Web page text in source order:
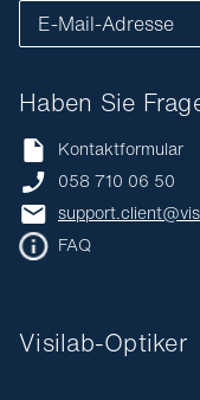
Visilab-Optiker
Haben Sie
Kontaktformular
058 710 06 50
FAQ
E-Mail-Adresse